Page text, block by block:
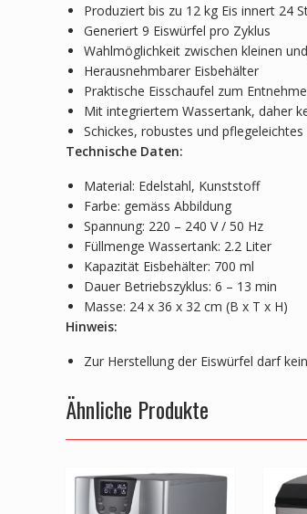
Produziert bis zu 12 kg Eis innert 24
Generiert 9 Eiswürfel pro Zyklus
Wahlmöglichkeit zwischen kleinen
Herausnehmbarer Eisbehälter
Praktische Eisschaufel zum
Mit integriertem Wassertank, daher
Schickes, robustes und
Technische Daten:
Material: Edelstahl, Kunststoff
Farbe: gemäss Abbildung
Spannung: 220 – 240 V / 50 Hz
Füllmenge Wassertank: 2.2 Liter
Kapazität Eisbehälter: 700 ml
Dauer Betriebszyklus: 6 – 13 min
Masse: 24 x 36 x 32 cm (B x T x H)
Hinweis:
Zur Herstellung der Eiswürfel darf
Ähnliche Produkte